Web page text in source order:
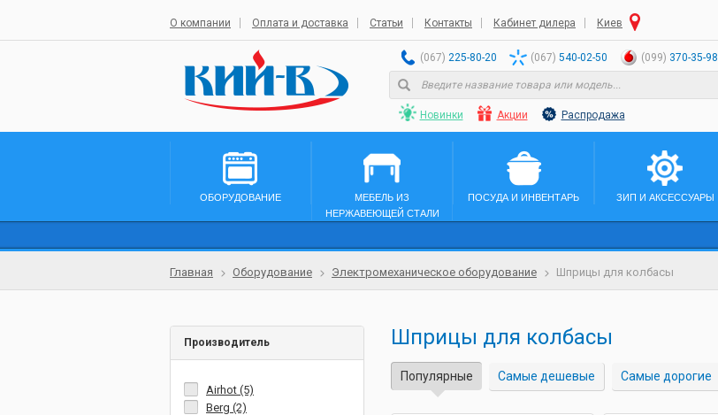
О компании Оплата и доставка Статьи Контакты Кабинет дилера Киев
(067) 225-80-20 (067) 540-02-50 (099) 370-35-98
Новинки Акции Распродажа
ОБОРУДОВАНИЕ
МЕБЕЛЬ ИЗ
НЕРЖАВЕЮЩЕЙ СТАЛИ
ПОСУДА И ИНВЕНТАРЬ ЗИП И АКСЕССУАРЫ
Главная Оборудование Электромеханическое оборудование Шприцы для колбасы
Шприцы для колбасы
Популярные Самые дешевые Самые дорогие
Производитель
Airhot (5)
Berg (2)